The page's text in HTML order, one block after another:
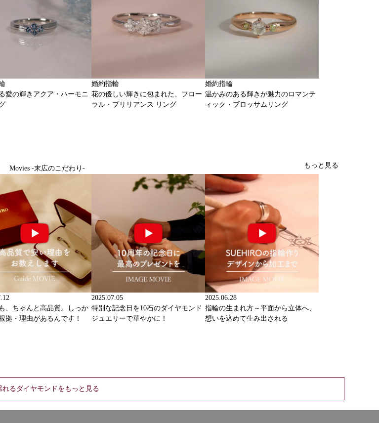
愛の輝きアクア・ハーモニ
婚約指輪
花の優しい輝きに包まれた、フロー
ラル・ブリリアンス リング
婚約指輪
温かみのある輝きが魅力のロマンテ
ィック・ブロッサムリング
Movies -末広のこだわり- もっと見る
、ちゃんと高品質。しっか
拠・理由があるんです！
2025.07.05
特別な記念日を10石のダイヤモンド
ジュエリーで華やかに！
2025.06.28
指輪の生まれ方～平面から立体へ、
想いを込めて生み出される
れるダイヤモンドをもっと見る